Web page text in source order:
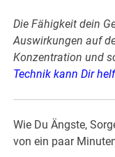
Die Fähigkeit dein
Auswirkungen auf
Konzentration und
Technik kann Dir
Wie Du Ängste,
von ein paar